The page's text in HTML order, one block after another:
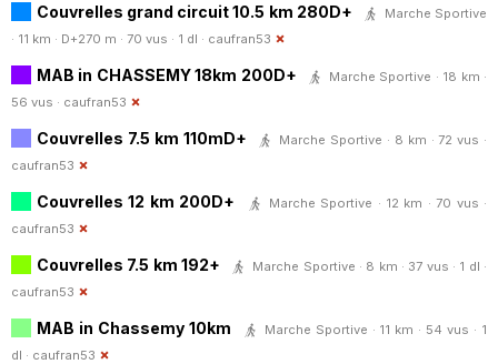
Couvrelles grand circuit 10.5 km 280D+
Marche Sportive
· 11 km · D+270 m · 70 vus · 1 dl · caufran53
MAB in CHASSEMY 18km 200D+
Marche Sportive · 18 km ·
56 vus · caufran53
Couvrelles 7.5 km 110mD+
Marche Sportive · 8 km · 72 vus ·
caufran53
Couvrelles 12 km 200D+
Marche Sportive · 12 km · 70 vus ·
caufran53
Couvrelles 7.5 km 192+
Marche Sportive · 8 km · 37 vus · 1 dl ·
caufran53
MAB in Chassemy 10km
Marche Sportive · 11 km · 54 vus · 1
dl · caufran53